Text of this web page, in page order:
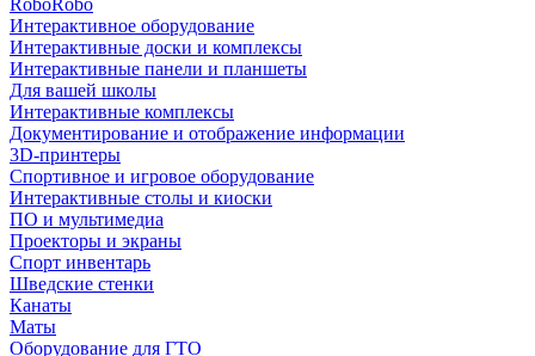
RoboRobo
Интерактивное оборудование
Интерактивные доски и комплексы
Интерактивные панели и планшеты
Для вашей школы
Интерактивные комплексы
Документирование и отображение информации
3D-принтеры
Спортивное и игровое оборудование
Интерактивные столы и киоски
ПО и мультимедиа
Проекторы и экраны
Спорт инвентарь
Шведские стенки
Канаты
Маты
Оборудование для ГТО